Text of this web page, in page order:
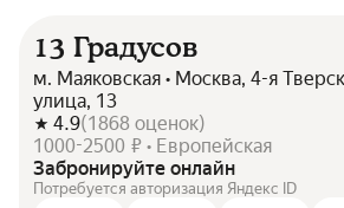
13 Градусов
м. Маяковская • Москва, 4-я
улица, 13
4.9(1868 оценок)
1000-2500 ₽ • Европейская
Забронируйте онлайн
Потребуется авторизация Яндекс ID